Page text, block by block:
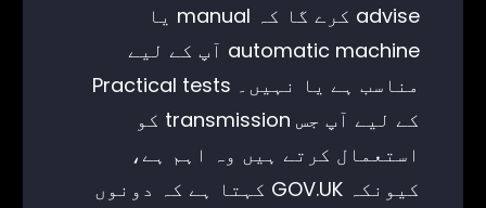
advise کرے گا کہ manual یا
automatic machine آپ کے لیے
مناسب ہے یا نہیں۔ Practical tests
کے لیے آپ جس transmission کو
استعمال کرتے ہیں وہ اہم ہے،
کیونکہ GOV.UK کہتا ہے کہ دونوں